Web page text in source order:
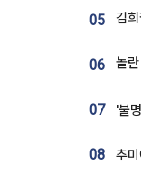
05
06
07
08